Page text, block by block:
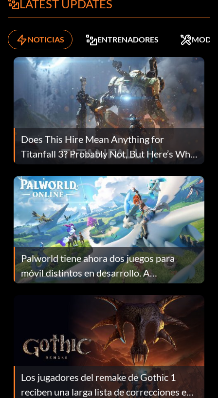
LATEST UPDATES
NOTICIAS ENTRENADORES MODS
Does This Hire Mean Anything for
Titanfall 3? Probably Not, But Here’s Why
Fans Are Hopeful
Palworld tiene ahora dos juegos para
móvil distintos en desarrollo. A
continuación te explicamos por qué.
Los jugadores del remake de Gothic 1
reciben una larga lista de correcciones en